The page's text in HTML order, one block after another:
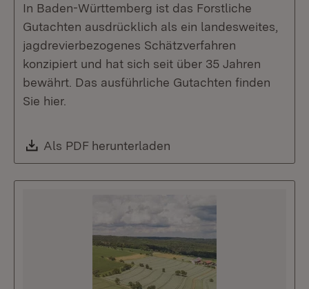
In Baden-Württemberg ist das Forstliche
Gutachten ausdrücklich als ein landesweites,
jagdrevierbezogenes Schätzverfahren
konzipiert und hat sich seit über 35 Jahren
bewährt. Das ausführliche Gutachten finden
Sie hier.
Download:
Als PDF herunterladen